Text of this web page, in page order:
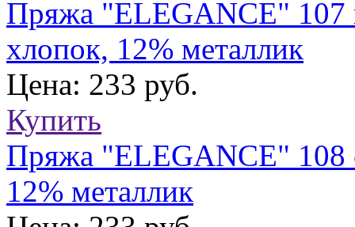
Пряжа "ELEGANCE" 107
хлопок, 12% металлик
Цена: 233 руб.
Купить
Пряжа "ELEGANCE" 108
12% металлик